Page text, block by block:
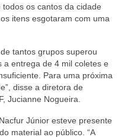
os cantos da cidade
itens esgotaram com uma
tantos grupos superou
a entrega de 4 mil coletes e
Para uma próxima
disse a diretora de
Jucianne Nogueira.
Júnior esteve presente
material ao público. “A